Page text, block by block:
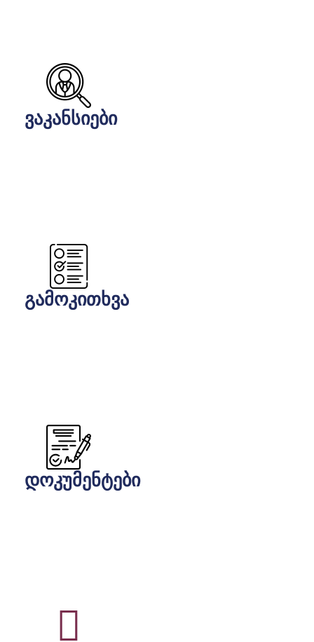
ვაკანსიები
გამოკითხვა
დოკუმენტები